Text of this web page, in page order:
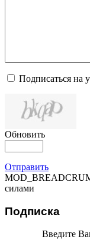
Подписаться на
Обновить
Отправить
силами
Подписка
Введите